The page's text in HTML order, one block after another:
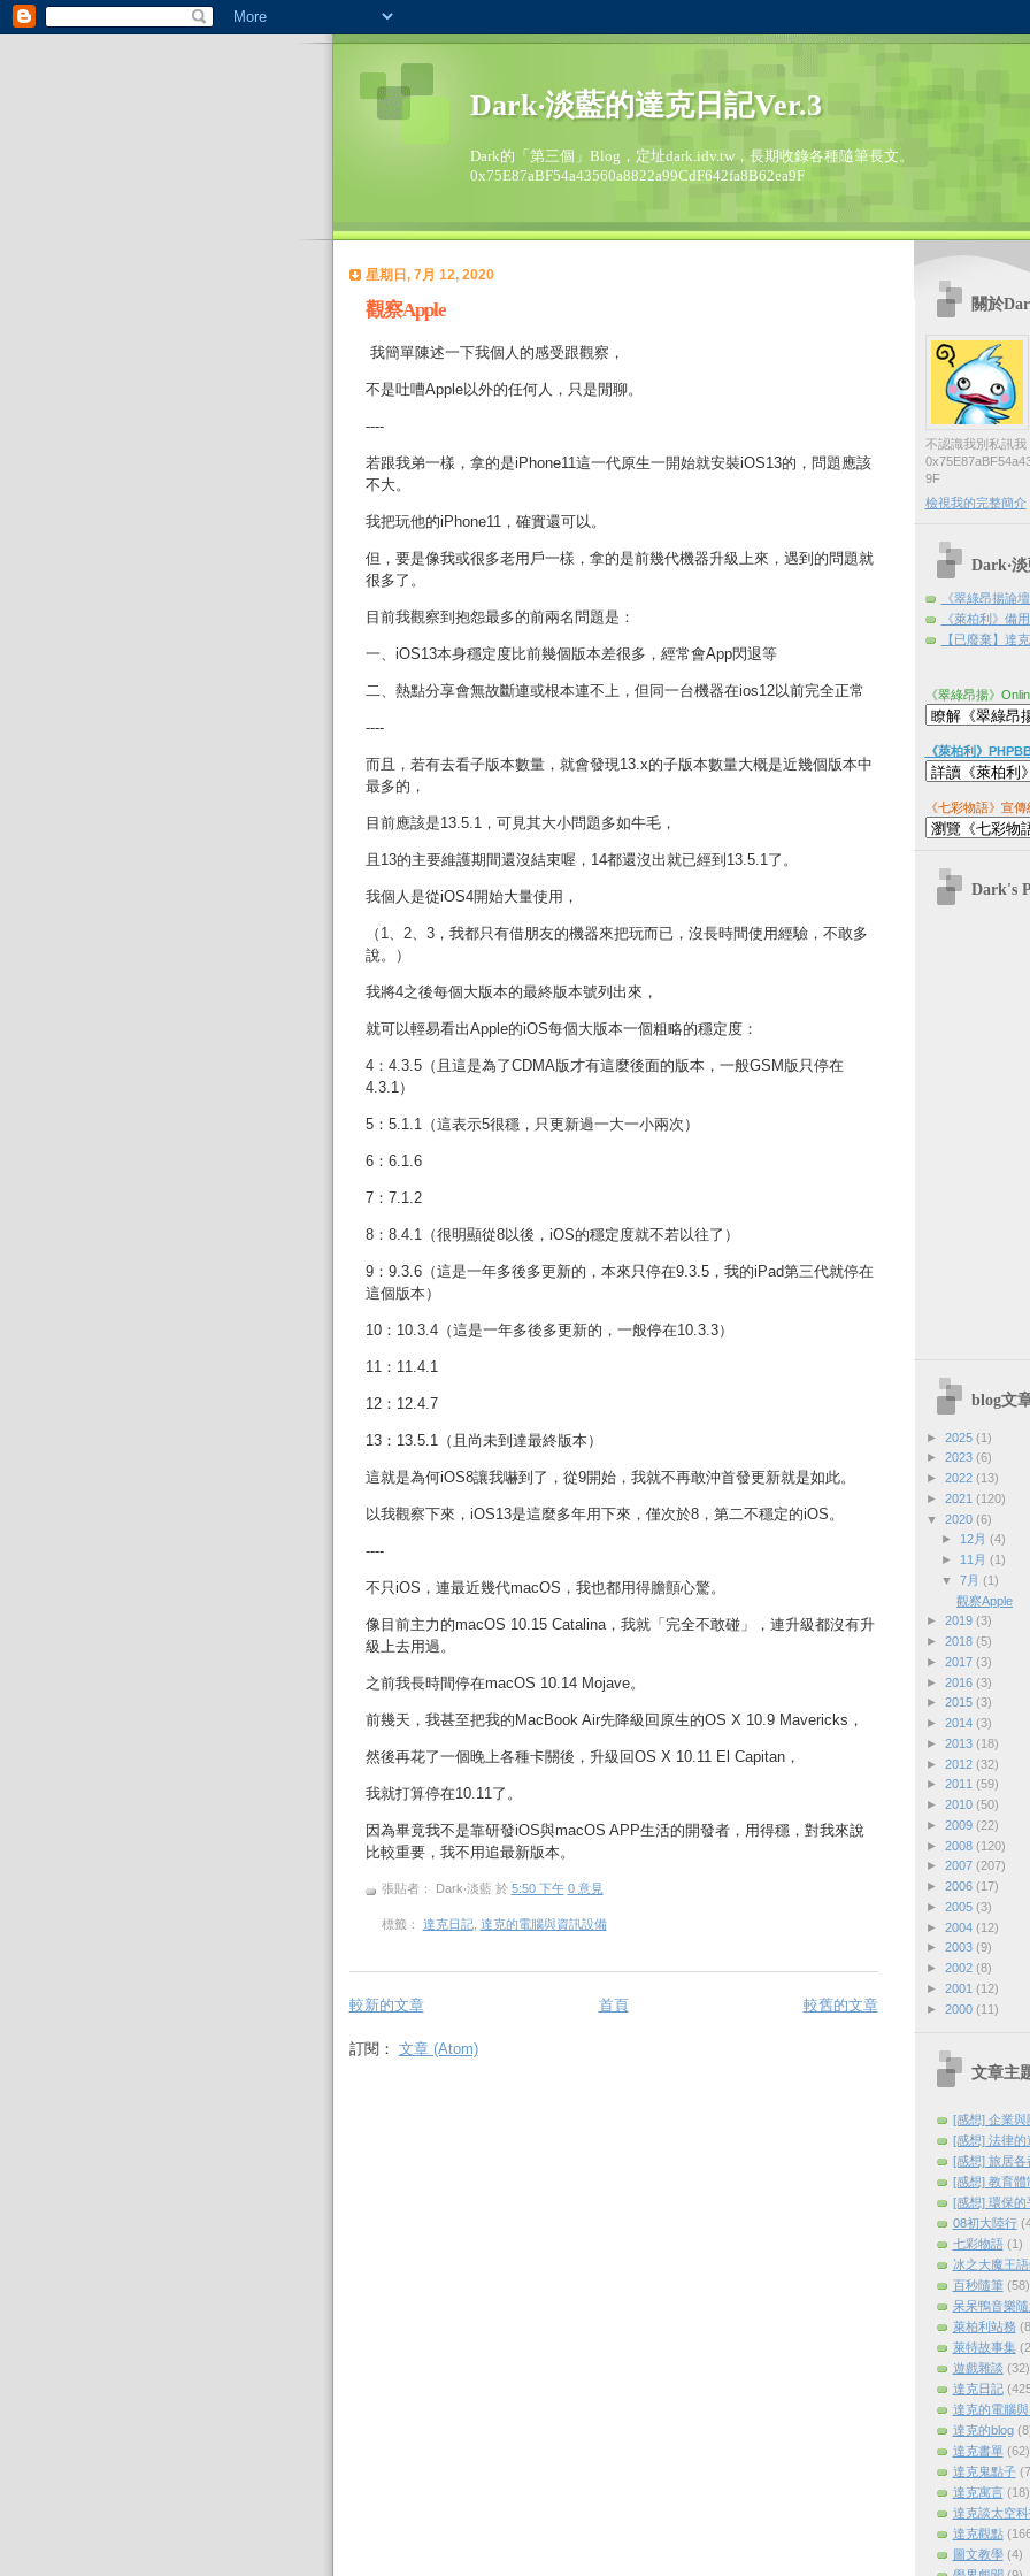
Dark‧淡藍的達克日記Ver.3
Dark的「第三個」Blog，定址dark.idv.tw，長期收錄各種隨筆長文。
0x75E87aBF54a43560a8822a99CdF642fa8B62ea9F
星期日, 7月 12, 2020
觀察Apple
我簡單陳述一下我個人的感受跟觀察，
不是吐嘈Apple以外的任何人，只是閒聊。
----
若跟我弟一樣，拿的是iPhone11這一代原生一開始就安裝iOS13的，問題應該
不大。
我把玩他的iPhone11，確實還可以。
但，要是像我或很多老用戶一樣，拿的是前幾代機器升級上來，遇到的問題就
很多了。
目前我觀察到抱怨最多的前兩名問題是：
一、iOS13本身穩定度比前幾個版本差很多，經常會App閃退等
二、熱點分享會無故斷連或根本連不上，但同一台機器在ios12以前完全正常
----
而且，若有去看子版本數量，就會發現13.x的子版本數量大概是近幾個版本中
最多的，
目前應該是13.5.1，可見其大小問題多如牛毛，
且13的主要維護期間還沒結束喔，14都還沒出就已經到13.5.1了。
我個人是從iOS4開始大量使用，
（1、2、3，我都只有借朋友的機器來把玩而已，沒長時間使用經驗，不敢多
說。）
我將4之後每個大版本的最終版本號列出來，
就可以輕易看出Apple的iOS每個大版本一個粗略的穩定度：
4：4.3.5（且這是為了CDMA版才有這麼後面的版本，一般GSM版只停在
4.3.1）
5：5.1.1（這表示5很穩，只更新過一大一小兩次）
6：6.1.6
7：7.1.2
8：8.4.1（很明顯從8以後，iOS的穩定度就不若以往了）
9：9.3.6（這是一年多後多更新的，本來只停在9.3.5，我的iPad第三代就停在
這個版本）
10：10.3.4（這是一年多後多更新的，一般停在10.3.3）
11：11.4.1
12：12.4.7
13：13.5.1（且尚未到達最終版本）
這就是為何iOS8讓我嚇到了，從9開始，我就不再敢沖首發更新就是如此。
以我觀察下來，iOS13是這麼多年用下來，僅次於8，第二不穩定的iOS。
----
不只iOS，連最近幾代macOS，我也都用得膽顫心驚。
像目前主力的macOS 10.15 Catalina，我就「完全不敢碰」，連升級都沒有升
級上去用過。
之前我長時間停在macOS 10.14 Mojave。
前幾天，我甚至把我的MacBook Air先降級回原生的OS X 10.9 Mavericks，
然後再花了一個晚上各種卡關後，升級回OS X 10.11 El Capitan，
我就打算停在10.11了。
因為畢竟我不是靠研發iOS與macOS APP生活的開發者，用得穩，對我來說
比較重要，我不用追最新版本。
張貼者： Dark‧淡藍 於 5:50 下午 0 意見
標籤： 達克日記, 達克的電腦與資訊設備
較新的文章 較舊的文章
首頁
訂閱： 文章 (Atom)
關於
不認識我別私訊我
9F
檢視我的完整簡介
Dark‧
《翠綠昂揚論
《萊柏利》備
【已廢棄】達
《翠綠昂揚》
《萊柏利》
《七彩物語》宣傳
Dark's
blog文
► 2025 (1)
► 2023 (6)
► 2022 (13)
► 2021 (120)
▼ 2020 (6)
►
12月 (4)
►
11月 (1)
▼ 7月 (1)
觀察Apple
► 2019 (3)
► 2018 (5)
► 2017 (3)
► 2016 (3)
► 2015 (3)
► 2014 (3)
► 2013 (18)
► 2012 (32)
► 2011 (59)
► 2010 (50)
► 2009 (22)
► 2008 (120)
► 2007 (207)
► 2006 (17)
► 2005 (3)
► 2004 (12)
► 2003 (9)
► 2002 (8)
► 2001 (12)
► 2000 (11)
文章主
[感想] 企業與
[感想] 法律的
[感想] 旅居各
[感想] 教育體
[感想] 環保的
08初大陸行
七彩物語 (1)
冰之大魔王
百秒隨筆 (58)
呆呆鴨音樂隨
萊柏利站務
萊特故事集
遊戲雜談 (32)
達克日記
達克的電腦
達克的blog
達克書單 (62)
達克鬼點子
達克寓言 (18)
達克談太空
達克觀點
圖文教學 (4)